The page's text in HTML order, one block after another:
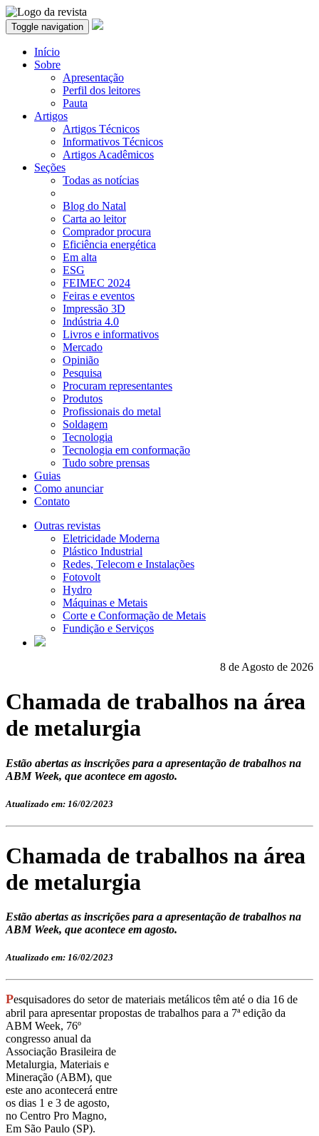
Toggle navigation
Início
Sobre
Apresentação
Perfil dos leitores
Pauta
Artigos
Artigos Técnicos
Informativos Técnicos
Artigos Acadêmicos
Seções
Todas as notícias
Blog do Natal
Carta ao leitor
Comprador procura
Eficiência energética
Em alta
ESG
FEIMEC 2024
Feiras e eventos
Impressão 3D
Indústria 4.0
Livros e informativos
Mercado
Opinião
Pesquisa
Procuram representantes
Produtos
Profissionais do metal
Soldagem
Tecnologia
Tecnologia em conformação
Tudo sobre prensas
Guias
Como anunciar
Contato
Outras revistas
Eletricidade Moderna
Plástico Industrial
Redes, Telecom e Instalações
Fotovolt
Hydro
Máquinas e Metais
Corte e Conformação de Metais
Fundição e Serviços
8 de Agosto de 2026
Chamada de trabalhos na área
de metalurgia
Estão abertas as inscrições para a apresentação de trabalhos na
ABM Week, que acontece em agosto.
Atualizado em: 16/02/2023
Chamada de trabalhos na área
de metalurgia
Estão abertas as inscrições para a apresentação de trabalhos na
ABM Week, que acontece em agosto.
Atualizado em: 16/02/2023
Pesquisadores do setor de materiais metálicos têm até o dia 16 de
abril para apresentar propostas de trabalhos para a 7ª edição da
ABM Week, 76º
congresso anual da
Associação Brasileira de
Metalurgia, Materiais e
Mineração (ABM), que
este ano acontecerá entre
os dias 1 e 3 de agosto,
no Centro Pro Magno,
Em São Paulo (SP).